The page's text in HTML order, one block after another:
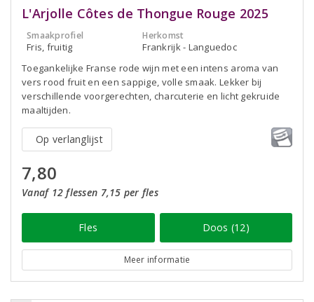
L'Arjolle Côtes de Thongue Rouge 2025
Smaakprofiel
Fris, fruitig
Herkomst
Frankrijk - Languedoc
Toegankelijke Franse rode wijn met een intens aroma van
vers rood fruit en een sappige, volle smaak. Lekker bij
verschillende voorgerechten, charcuterie en licht gekruide
maaltijden.
Op verlanglijst
7,80
Vanaf 12 flessen 7,15 per fles
Fles Doos (12)
Meer informatie